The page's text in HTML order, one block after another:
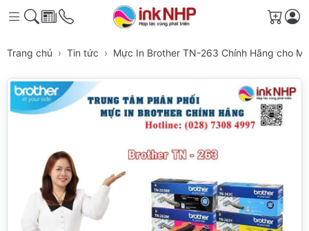
Giỏ
Trang chủ Tin tức Mực In Brother TN-263 Chính Hãng cho